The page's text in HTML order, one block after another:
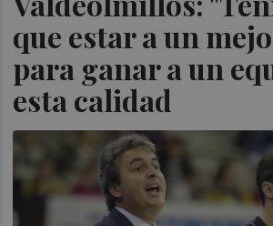
que estar a un
para ganar a un
esta calidad